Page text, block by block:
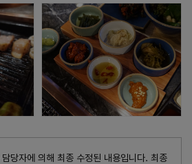
당자에 의해 최종 수정된 내용입니다. 최종